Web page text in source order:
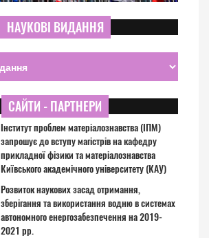
НАУКОВІ ВИДАННЯ
САЙТИ - ПАРТНЕРИ
Інститут проблем матеріалознавства (ІПМ)
запрошує до вступу магістрів на кафедру
прикладної фізики та матеріалознавства
Київського академічного університету (КАУ)
Розвиток наукових засад отримання,
зберігання та використання водню в системах
автономного енергозабезпечення на 2019-
2021 рр.